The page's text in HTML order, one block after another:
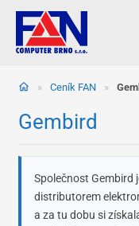
obsah
» Ceník FAN »
Gembird
Společnost Gembird
distributorem
a za tu dobu si